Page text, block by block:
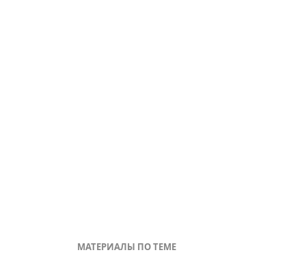
МАТЕРИАЛЫ ПО ТЕМЕ